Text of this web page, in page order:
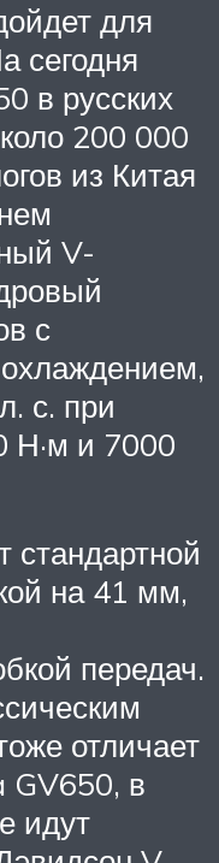
для
сегодня
в русских
200 000
из Китая
V-
с
с. при
Н·м и 7000
стандартной
на 41 мм,
передач.
отличает
GV650, в
идут